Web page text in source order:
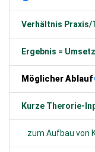
Verhältnis Praxis/
Ergebnis =
Möglicher Ablauf
Kurze Therorie-
zum Aufbau von